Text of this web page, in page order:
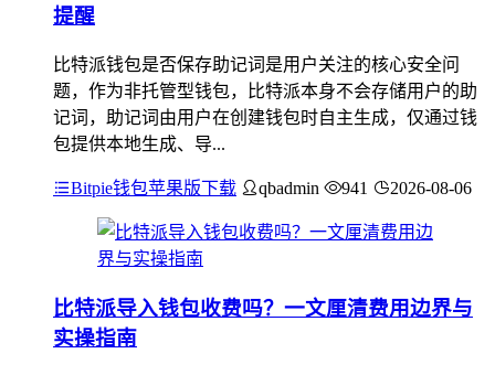
提醒
比特派钱包是否保存助记词是用户关注的核心安全问
题，作为非托管型钱包，比特派本身不会存储用户的助
记词，助记词由用户在创建钱包时自主生成，仅通过钱
包提供本地生成、导...
Bitpie钱包苹果版下载 qbadmin 941 2026-08-06
比特派导入钱包收费吗？一文厘清费用边界与
实操指南